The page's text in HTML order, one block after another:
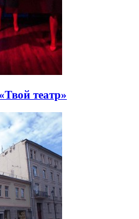
театр»